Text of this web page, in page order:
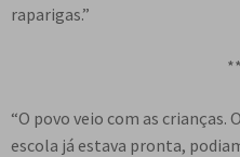
raparigas.”
“O povo veio com as crianças.
escola já estava pronta,